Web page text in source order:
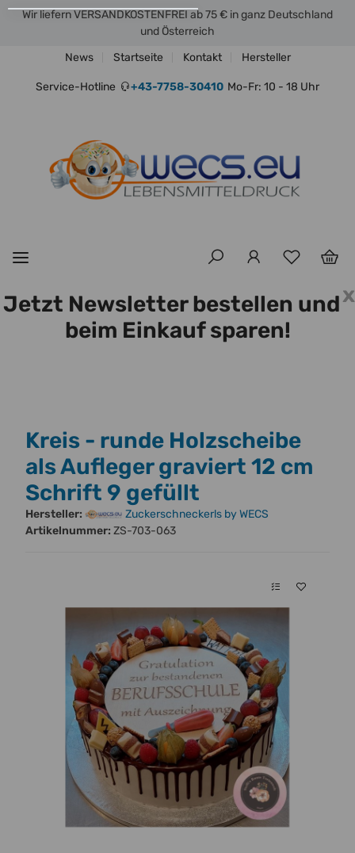
Wir liefern VERSANDKOSTENFREI ab 75 € in ganz Deutschland
und Österreich
News
Startseite Kontakt Hersteller
Service-Hotline +43-7758-30410 Mo-Fr: 10 - 18 Uhr
x
Jetzt Newsletter bestellen und
beim Einkauf sparen!
Kreis - runde Holzscheibe
als Aufleger graviert 12 cm
Schrift 9 gefüllt
Hersteller:
Zuckerschneckerls by WECS
Artikelnummer: ZS-703-063